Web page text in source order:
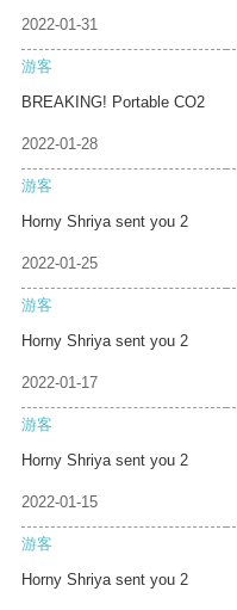
2022-01-31
游客
BREAKING! Portable CO2
2022-01-28
游客
Horny Shriya sent you 2
2022-01-25
游客
Horny Shriya sent you 2
2022-01-17
游客
Horny Shriya sent you 2
2022-01-15
游客
Horny Shriya sent you 2